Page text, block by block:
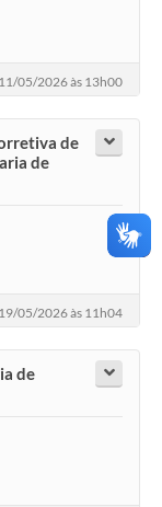
05/2026 às 13h00
de
de
05/2026 às 11h04
de